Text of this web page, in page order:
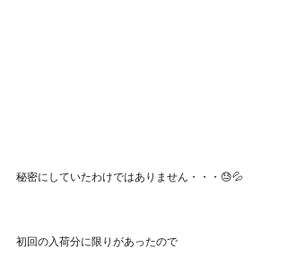
秘密にしていたわけではありません・・・😓💦
初回の入荷分に限りがあったので